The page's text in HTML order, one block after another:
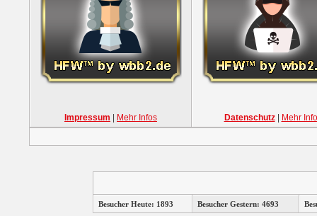
Impressum Mehr Infos Datenschutz| Mehr
Besucher Heute: 1893 Besucher Gestern: 4693